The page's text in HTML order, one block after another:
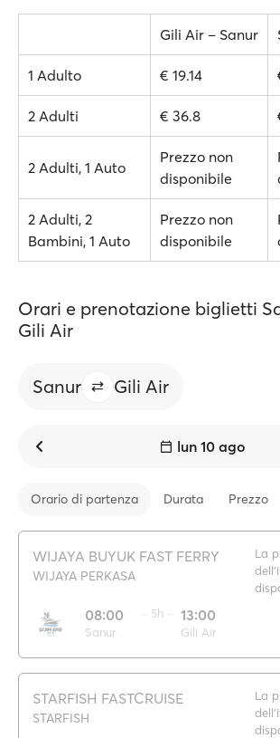
Gili Air – Sanur
1 Adulto € 19.14
2 Adulti € 36.8
2 Adulti, 1 Auto
Prezzo non
disponibile
2 Adulti, 2
Bambini, 1 Auto
Prezzo non
disponibile
Orari e prenotazione biglietti
Gili Air
Sanur Gili Air
lun 10 ago
Orario di partenza Durata Prezzo
WIJAYA BUYUK FAST FERRY
WIJAYA PERKASA
08:00
Sanur
·· 5h ·· 13:00
Gili Air
La
STARFISH FASTCRUISE
STARFISH
La